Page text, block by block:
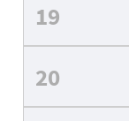
19
20